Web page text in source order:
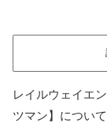
レイルウェイエ
ツマン】につい